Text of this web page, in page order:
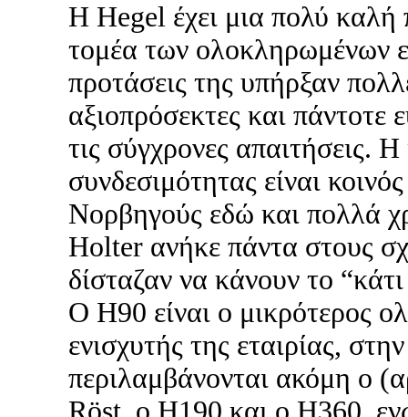
Η Hegel έχει μια πολύ
τομέα των ολοκληρωμένων
προτάσεις της υπήρξαν
αξιοπρόσεκτες και πάντοτε
τις σύγχρονες απαιτήσεις.
συνδεσιμότητας είναι
Νορβηγούς εδώ και πολλά
Holter ανήκε πάντα στους
δίσταζαν να κάνουν το
O Η90 είναι ο μικρότερος
ενισχυτής της εταιρίας,
περιλαμβάνονται ακόμη ο